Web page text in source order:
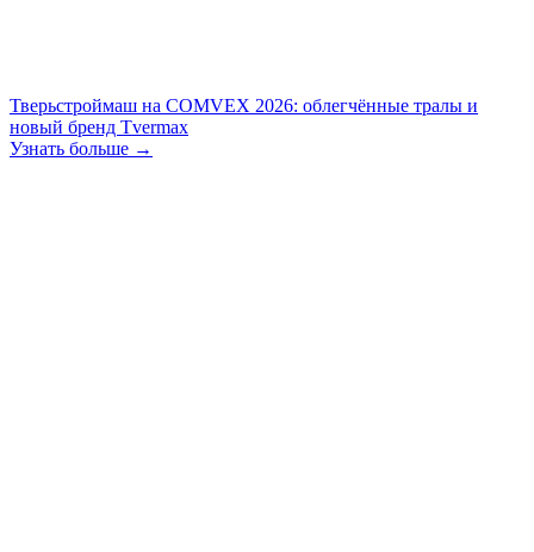
Тверьстроймаш на COMVEX 2026: облегчённые тралы и
новый бренд Tvermax
Узнать больше →